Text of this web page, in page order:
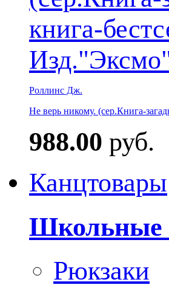
Роллинс Дж.
Не верь никому. (сер.Книга-
988.00 руб.
Канцтовары
Школьные
Рюкзаки